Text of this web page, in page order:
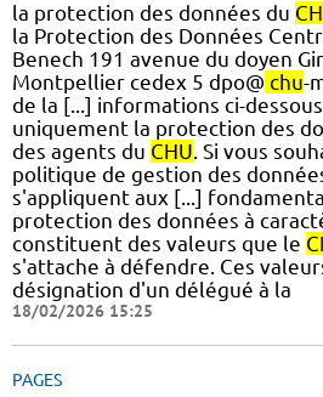
la protection des données du
la Protection des Données
Benech 191 avenue du doyen
Montpellier cedex 5 dpo@ chu-
de la [...] informations ci-
uniquement la protection des
des agents du CHU. Si vous
politique de gestion des
s'appliquent aux [...]
protection des données à
constituent des valeurs que le
s'attache à défendre. Ces
désignation d'un délégué à la
18/02/2026 15:25
PAGES